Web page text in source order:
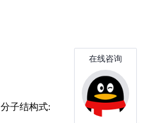
分子结构式: